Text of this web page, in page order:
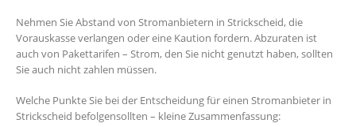
Nehmen Sie Abstand von Stromanbietern in Strickscheid, die
Vorauskasse verlangen oder eine Kaution fordern. Abzuraten ist
auch von Pakettarifen – Strom, den Sie nicht genutzt haben, sollten
Sie auch nicht zahlen müssen.
Welche Punkte Sie bei der Entscheidung für einen Stromanbieter in
Strickscheid befolgensollten – kleine Zusammenfassung: